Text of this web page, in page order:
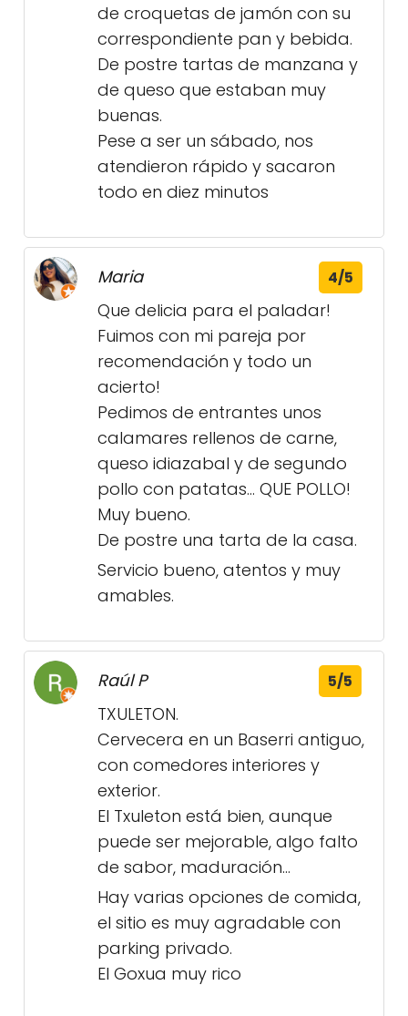
de croquetas de jamón con su
correspondiente pan y bebida.
De postre tartas de manzana y
de queso que estaban muy
buenas.
Pese a ser un sábado, nos
atendieron rápido y sacaron
todo en diez minutos
Maria 4/5
Que delicia para el paladar!
Fuimos con mi pareja por
recomendación y todo un
acierto!
Pedimos de entrantes unos
calamares rellenos de carne,
queso idiazabal y de segundo
pollo con patatas… QUE POLLO!
Muy bueno.
De postre una tarta de la casa.
Servicio bueno, atentos y muy
amables.
Raúl P 5/5
TXULETON.
Cervecera en un Baserri antiguo,
con comedores interiores y
exterior.
El Txuleton está bien, aunque
puede ser mejorable, algo falto
de sabor, maduración…
Hay varias opciones de comida,
el sitio es muy agradable con
parking privado.
El Goxua muy rico